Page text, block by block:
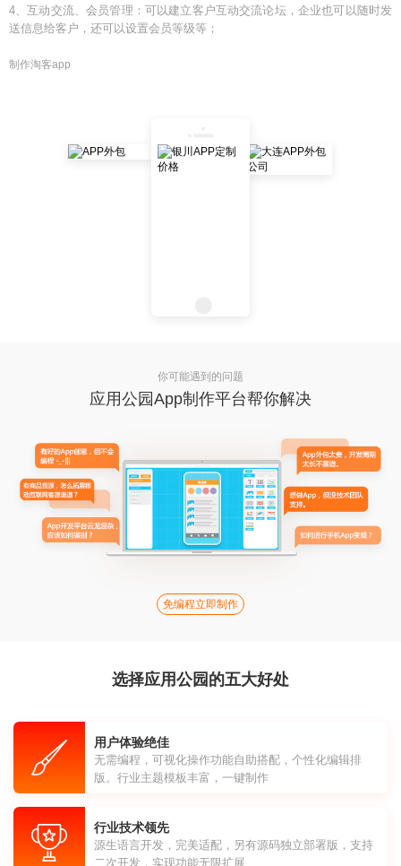
4、互动交流、会员管理：可以建立客户互动交流论坛，企业也可以随时发
送信息给客户，还可以设置会员等级等；
制作淘客app
你可能遇到的问题
应用公园App制作平台帮你解决
免编程立即制作
选择应用公园的五大好处
用户体验绝佳
无需编程，可视化操作功能自助搭配，个性化编辑排
版。行业主题模板丰富，一键制作
行业技术领先
源生语言开发，完美适配，另有源码独立部署版，支持